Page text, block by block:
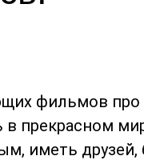
фильмов про
в прекрасном
иметь друзей,